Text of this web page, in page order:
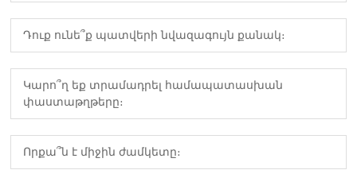
Դուք ունե՞ք պատվերի նվազագույն քանակ։
Կարո՞ղ եք տրամադրել համապատասխան
փաստաթղթերը։
Որքա՞ն է միջին ժամկետը։